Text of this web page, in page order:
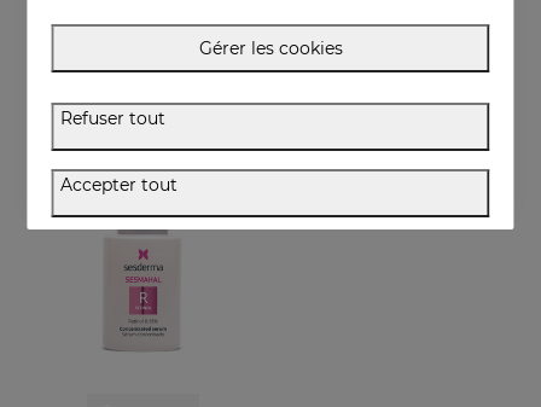
7,5% panthénol. Sérum protecteur concentré
28.95 €
EGCG. Sérum concentré antioxydante
28.95 €
Gérer les cookies
Refuser tout
Accepter tout